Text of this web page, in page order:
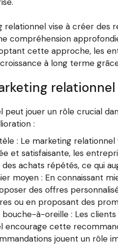
relationnel vise à créer
compréhension
cette approche, les
à long terme
jouer un rôle crucial
:
: Le marketing
et satisfaisante, les
achats répétés, ce qui
moyen : En connaissant
des offres
ou en proposant des
à-oreille : Les
encourage cette
jouent un rôle